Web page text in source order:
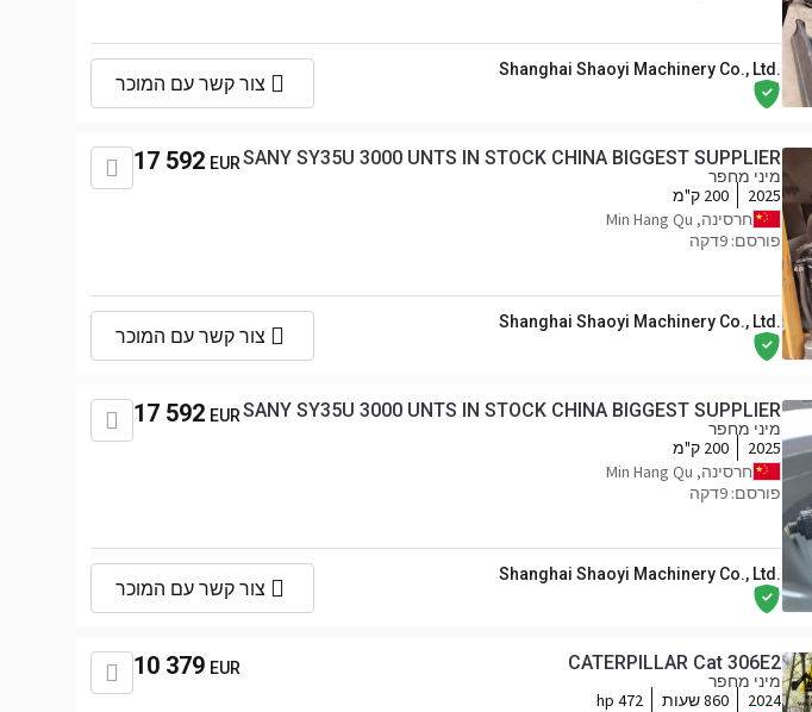
Shanghai Shaoyi Machinery Co., Ltd.
צור קשר עם המוכר
SANY SY35U 3000 UNTS IN STOCK CHINA BIGGEST SUPPLIER
מיני מחפר
2025
200 ק"מ
חרסינה, Min Hang Qu
פורסם: 9דקה
17 592 EUR
Shanghai Shaoyi Machinery Co., Ltd.
צור קשר עם המוכר
SANY SY35U 3000 UNTS IN STOCK CHINA BIGGEST SUPPLIER
מיני מחפר
2025
200 ק"מ
חרסינה, Min Hang Qu
פורסם: 9דקה
17 592 EUR
Shanghai Shaoyi Machinery Co., Ltd.
צור קשר עם המוכר
CATERPILLAR Cat 306E2
מיני מחפר
2024
860 שעות
472 hp
10 379 EUR